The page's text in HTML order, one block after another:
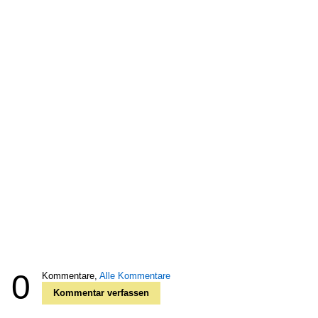
0 Kommentare, Alle Kommentare
Kommentar verfassen